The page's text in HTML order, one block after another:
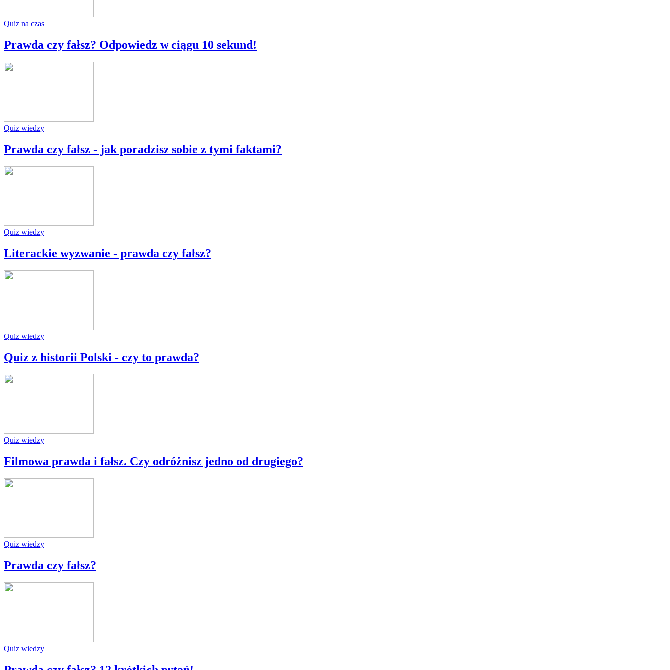
Quiz na czas
Prawda czy fałsz? Odpowiedz w ciągu 10 sekund!
Quiz wiedzy
Prawda czy fałsz - jak poradzisz sobie z tymi faktami?
Quiz wiedzy
Literackie wyzwanie - prawda czy fałsz?
Quiz wiedzy
Quiz z historii Polski - czy to prawda?
Quiz wiedzy
Filmowa prawda i fałsz. Czy odróżnisz jedno od drugiego?
Quiz wiedzy
Prawda czy fałsz?
Quiz wiedzy